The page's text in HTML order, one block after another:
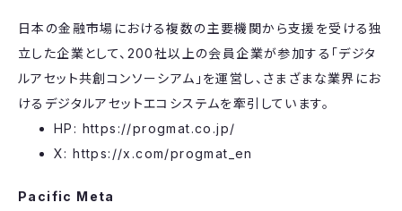
日本の金融市場における複数の主要機関から支援を受ける独
立した企業として、200社以上の会員企業が参加する「デジタ
ルアセット共創コンソーシアム」を運営し、さまざまな業界にお
けるデジタルアセットエコシステムを牽引しています。
HP: https://progmat.co.jp/
X: https://x.com/progmat_en
Pacific Meta